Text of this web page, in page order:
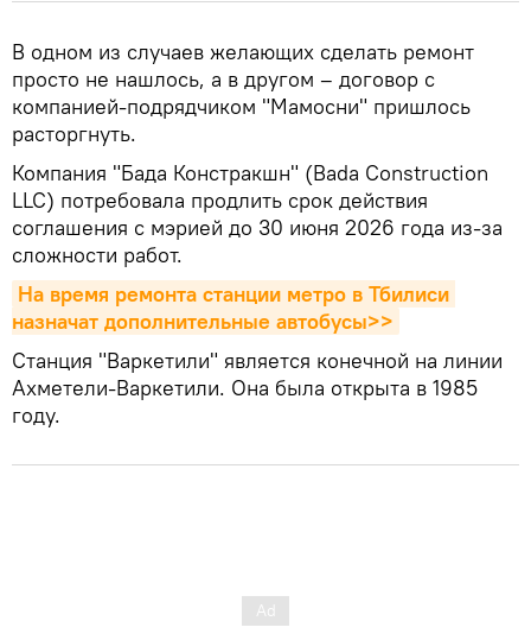
В одном из случаев желающих сделать ремонт
просто не нашлось, а в другом – договор с
компанией-подрядчиком "Мамосни" пришлось
расторгнуть.
Компания "Бада Констракшн" (Bada Construction
LLC) потребовала продлить срок действия
соглашения с мэрией до 30 июня 2026 года из-за
сложности работ.
На время ремонта станции метро в Тбилиси
назначат дополнительные автобусы>>
Станция "Варкетили" является конечной на линии
Ахметели-Варкетили. Она была открыта в 1985
году.